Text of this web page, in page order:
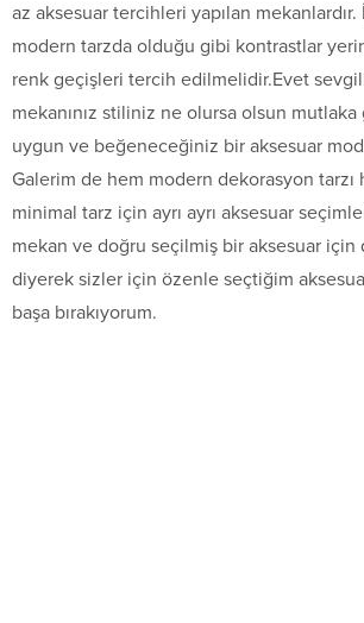
az aksesuar tercihleri yapılan
modern tarzda olduğu gibi kontrastlar
renk geçişleri tercih edilmelidir.Evet
mekanınız stiliniz ne olursa olsun
uygun ve beğeneceğiniz bir aksesuar
Galerim de hem modern dekorasyon tarzı
minimal tarz için ayrı ayrı aksesuar
mekan ve doğru seçilmiş bir aksesuar için
diyerek sizler için özenle seçtiğim
başa bırakıyorum.